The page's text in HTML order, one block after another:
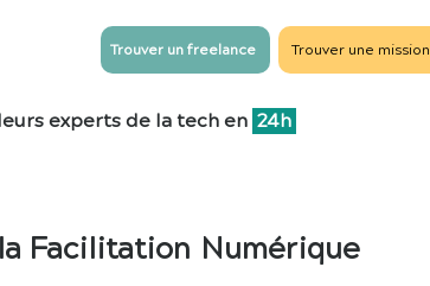
Trouver un freelance Trouver une mission
experts de la tech en 24h
Facilitation Numérique